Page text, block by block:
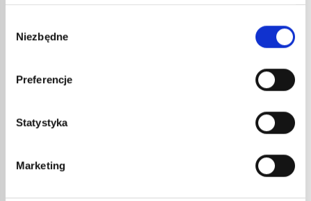
zgody
Niezbędne
Preferencje
Statystyka
Marketing